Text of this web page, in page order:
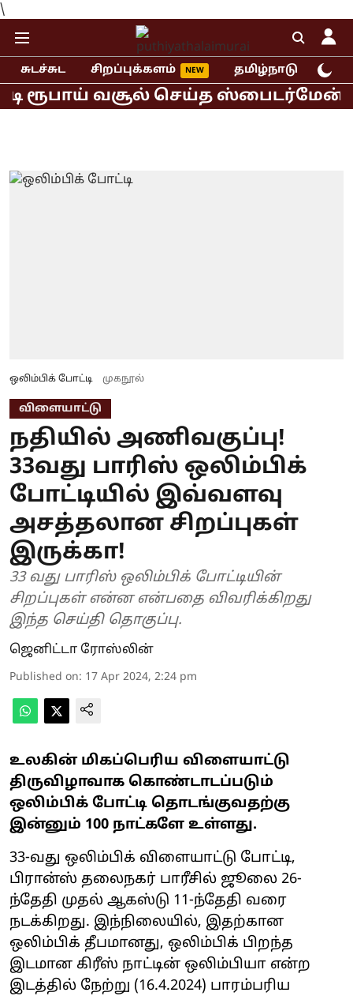
\
சுடச்சுட சிறப்புக்களம் தமிழ்நாடு
வசூல் செய்த ஸ்பைடர்மேன்
ஒலிம்பிக் போட்டி முகநூல்
விளையாட்டு
நதியில் அணிவகுப்பு!
33வது பாரிஸ் ஒலிம்பிக்
போட்டியில் இவ்வளவு
அசத்தலான சிறப்புகள்
இருக்கா!
33 வது பாரிஸ் ஒலிம்பிக் போட்டியின்
சிறப்புகள் என்ன என்பதை விவரிக்கிறது
இந்த செய்தி தொகுப்பு.
ஜெனிட்டா ரோஸ்லின்
Published on: 17 Apr 2024, 2:24 pm
உலகின் மிகப்பெரிய விளையாட்டு
திருவிழாவாக கொண்டாடப்படும்
ஒலிம்பிக் போட்டி தொடங்குவதற்கு
இன்னும் 100 நாட்களே உள்ளது.
33-வது ஒலிம்பிக் விளையாட்டு போட்டி,
பிரான்ஸ் தலைநகர் பாரீசில் ஜூலை 26-
ந்தேதி முதல் ஆகஸ்டு 11-ந்தேதி வரை
நடக்கிறது. இந்நிலையில், இதற்கான
ஒலிம்பிக் தீபமானது, ஒலிம்பிக் பிறந்த
இடமான கிரீஸ் நாட்டின் ஒலிம்பியா என்ற
இடத்தில் நேற்று (16.4.2024) பாரம்பரிய